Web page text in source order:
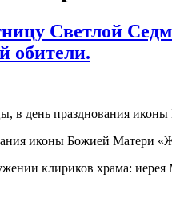
Светлой
обители.
иконы Божией Матери
клириков храма: